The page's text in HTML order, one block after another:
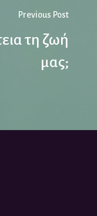
Previous Post
τη ζωή
μας;